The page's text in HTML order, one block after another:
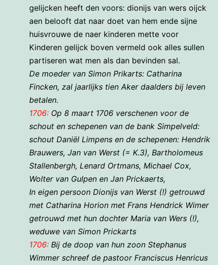
gelijcken heeft den voors: dionijs van wers oijck
aen belooft dat naar doet van hem ende sijne
huisvrouwe de naer kinderen mette voor
Kinderen gelijck boven vermeld ook alles sullen
partiseren wat men als dan bevinden sal.
De moeder van Simon Prikarts: Catharina
Fincken, zal jaarlijks tien Aker daalders bij leven
betalen.
1706: Op 8 maart 1706 verschenen voor de
schout en schepenen van de bank Simpelveld:
schout Daniël Limpens en de schepenen: Hendrik
Brauwers, Jan van Werst (= K.3), Bartholomeus
Stallenbergh, Lenard Ortmans, Michael Cox,
Wolter van Gulpen en Jan Prickaerts,
In eigen persoon Dionijs van Werst (!) getrouwd
met Catharina Horion met Frans Hendrick Wimer
getrouwd met hun dochter Maria van Wers (!),
weduwe van Simon Prickarts
1706: Bij de doop van hun zoon Stephanus
Wimmer schreef de pastoor Franciscus Henricus